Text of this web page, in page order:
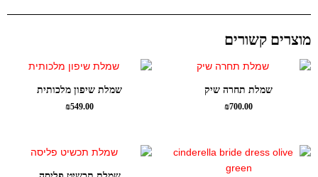
מוצרים קשורים
שמלת תחרה שיק
₪700.00
שמלת שיפון מלכותית
₪549.00